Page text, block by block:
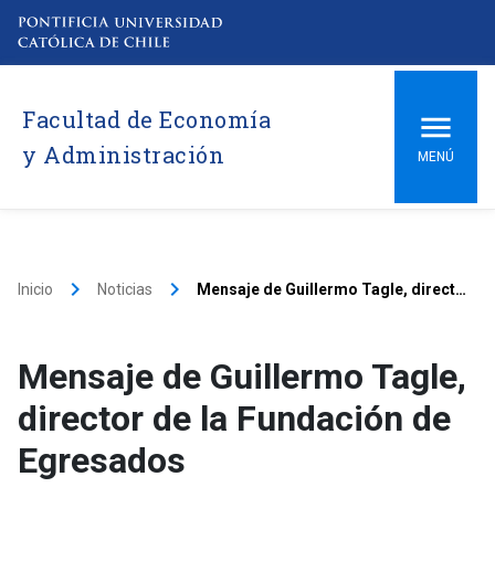
Facultad de Economía
y Administración
MENÚ
Inicio keyboard_arrow_right Noticias keyboard_arrow_right Mensaje de Guillermo Tagle, director de la Fundación de Egresados
Mensaje de Guillermo Tagle,
director de la Fundación de
Egresados